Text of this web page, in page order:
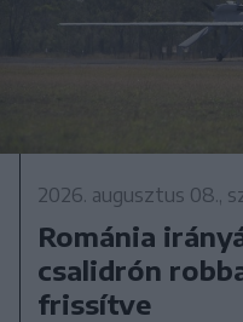
2026. augusztus 08.,
Románia
csalidrón
frissítve